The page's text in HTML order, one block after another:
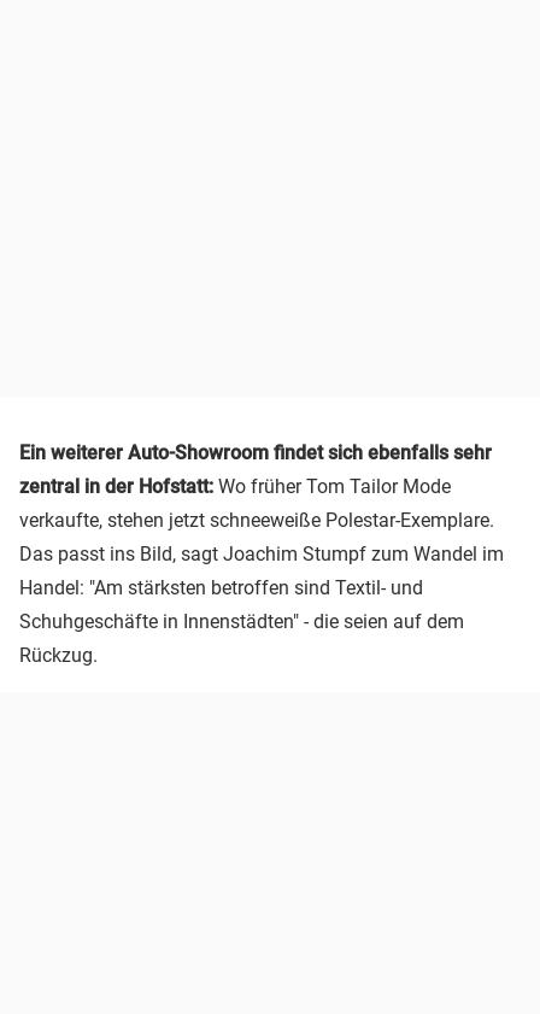
Ein weiterer Auto-Showroom findet sich ebenfalls sehr
zentral in der Hofstatt: Wo früher Tom Tailor Mode
verkaufte, stehen jetzt schneeweiße Polestar-Exemplare.
Das passt ins Bild, sagt Joachim Stumpf zum Wandel im
Handel: "Am stärksten betroffen sind Textil- und
Schuhgeschäfte in Innenstädten" - die seien auf dem
Rückzug.